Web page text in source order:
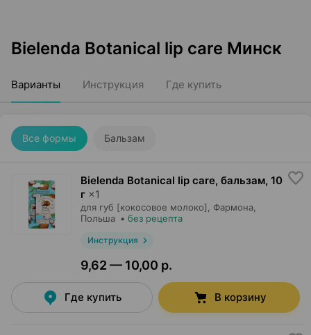
Bielenda Botanical lip care Минск
Варианты Инструкция Где купить
Все формы Бальзам
Bielenda Botanical lip care, бальзам, 10
г ×1
для губ [кокосовое молоко], Фармона
Польша • без рецепта
Инструкция
9,62 — 10,00 р.
Где купить В корзину